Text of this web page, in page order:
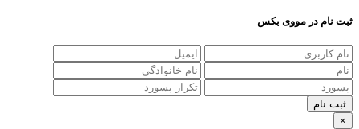
ثبت نام در مووی بکس
×